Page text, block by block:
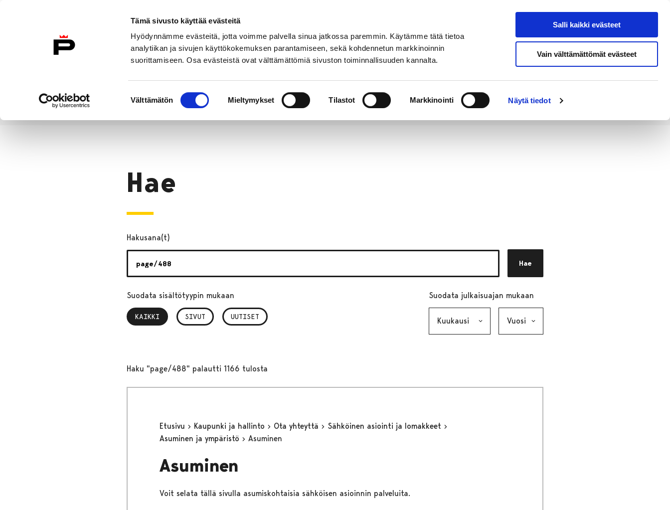
Tämä sivusto käyttää evästeitä
Hyödynnämme evästeitä, jotta voimme palvella sinua jatkossa paremmin. Käytämme tätä tietoa
analytiikan ja sivujen käyttökokemuksen parantamiseen, sekä kohdennetun markkinoinnin
suorittamiseen. Osa evästeistä ovat välttämättömiä sivuston toiminnallisuuden kannalta.
valinta
Välttämätön Mieltymykset Tilastot Markkinointi Näytä tiedot
Salli kaikki evästeet
Vain välttämättömät evästeet
Etusivulle
Hae sivustolta
Etusivu
Hae
Hakusana(t)
Hae
Suodata sisältötyypin mukaan
KAIKKI
, VALITTU SIVUT UUTISET
Suodata julkaisuajan mukaan
Haku "page/488" palautti 1166 tulosta
Etusivu Kaupunki ja hallinto Ota yhteyttä
Sähköinen asiointi ja lomakkeet
Asuminen ja ympäristö
Asuminen
Asuminen
Voit selata tällä sivulla asumiskohtaisia sähköisen asioinnin palveluita.